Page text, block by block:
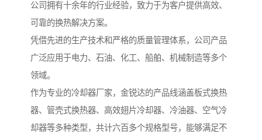
公司拥有十余年的行业经验，致力于为客户提供高效、
可靠的换热解决方案。
凭借先进的生产技术和严格的质量管理体系，公司产品
广泛应用于电力、石油、化工、船舶、机械制造等多个
领域。
作为专业的冷却器厂家，金锐达的产品线涵盖板式换热
器、管壳式换热器、高效翅片冷却器、冷油器、空气冷
却器等多种类型，共计六百多个规格型号，能够满足不